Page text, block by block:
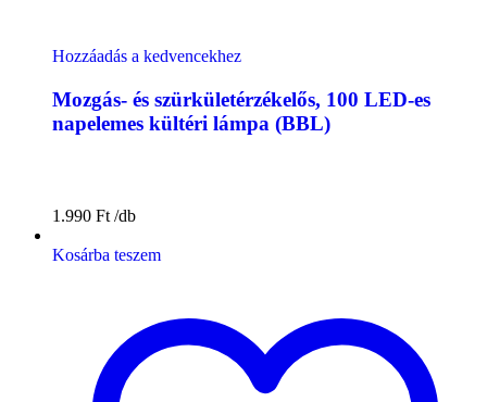
Hozzáadás a kedvencekhez
Mozgás- és szürkületérzékelős, 100 LED-es
napelemes kültéri lámpa (BBL)
1.990 Ft
Kosárba teszem